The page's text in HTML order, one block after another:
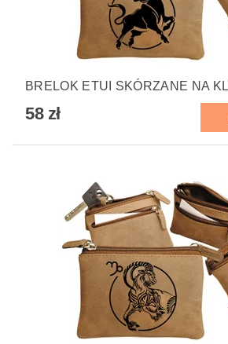
BRELOK ETUI SKÓRZANE NA
58 zł